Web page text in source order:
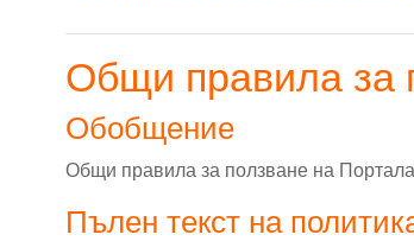
Общи правила за
Обобщение
Общи правила за ползване на
Пълен текст на